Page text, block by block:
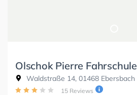
Olschok Pierre Fahrschule
Waldstraße 14, 01468 Ebersbach
15 Reviews